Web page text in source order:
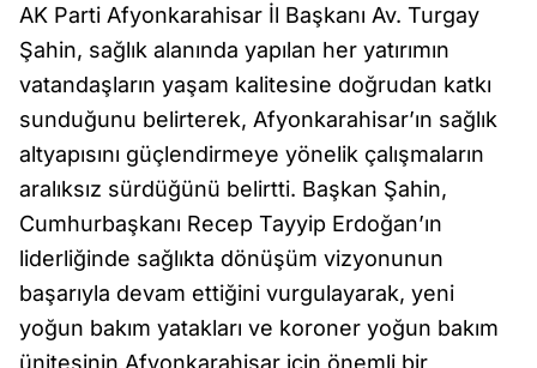
AK Parti Afyonkarahisar İl Başkanı Av. Turgay
Şahin, sağlık alanında yapılan her yatırımın
vatandaşların yaşam kalitesine doğrudan katkı
sunduğunu belirterek, Afyonkarahisar’ın sağlık
altyapısını güçlendirmeye yönelik çalışmaların
aralıksız sürdüğünü belirtti. Başkan Şahin,
Cumhurbaşkanı Recep Tayyip Erdoğan’ın
liderliğinde sağlıkta dönüşüm vizyonunun
başarıyla devam ettiğini vurgulayarak, yeni
yoğun bakım yatakları ve koroner yoğun bakım
ünitesinin Afyonkarahisar için önemli bir